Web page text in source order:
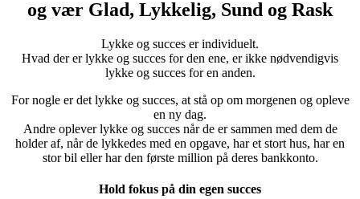
og vær Glad, Lykkelig, Sund og Rask
Lykke og succes er individuelt.
Hvad der er lykke og succes for den ene, er ikke nødvendigvis
lykke og succes for en anden.
For nogle er det lykke og succes, at stå op om morgenen og opleve
en ny dag.
Andre oplever lykke og succes når de er sammen med dem de
holder af, når de lykkedes med en opgave, har et stort hus, har en
stor bil eller har den første million på deres bankkonto.
Hold fokus på din egen succes